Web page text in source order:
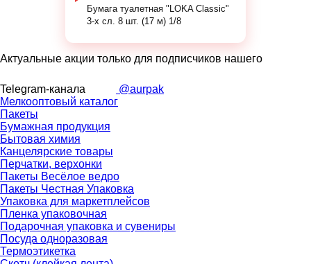
Бумага туалетная "LOKA Classic"
3-х сл. 8 шт. (17 м) 1/8
Актуальные акции только для подписчиков нашего
Telegram-канала
@aurpak
Мелкооптовый каталог
Пакеты
Бумажная продукция
Бытовая химия
Канцелярские товары
Перчатки, верхонки
Пакеты Весёлое ведро
Пакеты Честная Упаковка
Упаковка для маркетплейсов
Пленка упаковочная
Подарочная упаковка и сувениры
Посуда одноразовая
Термоэтикетка